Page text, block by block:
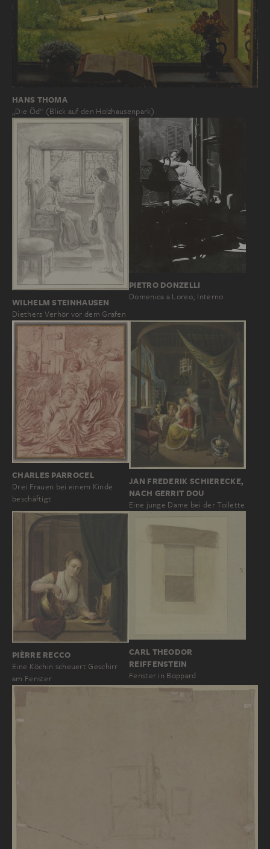
HANS THOMA
„Die Öd“ (Blick auf den Holzhausenpark)
WILHELM STEINHAUSEN
Diethers Verhör vor dem Grafen
PIETRO DONZELLI
Domenica a Loreo, Interno
CHARLES PARROCEL
Drei Frauen bei einem Kinde
beschäftigt
JAN FREDERIK SCHIERECKE,
NACH GERRIT DOU
Eine junge Dame bei der Toilette
PIÈRRE RECCO
Eine Köchin scheuert Geschirr
am Fenster
CARL THEODOR
REIFFENSTEIN
Fenster in Boppard